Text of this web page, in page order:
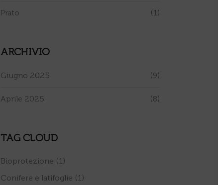
Prato (1)
ARCHIVIO
Giugno 2025 (9)
Aprile 2025 (8)
TAG CLOUD
Bioprotezione (1)
Conifere e latifoglie (1)